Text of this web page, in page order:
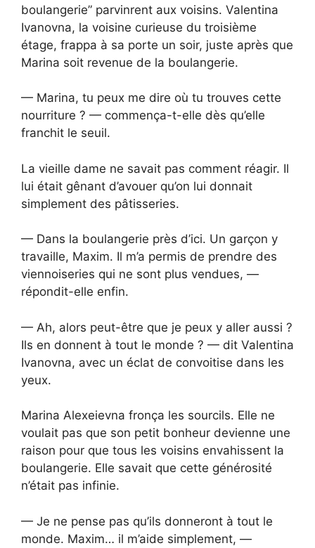
boulangerie” parvinrent aux voisins. Valentina
Ivanovna, la voisine curieuse du troisième
étage, frappa à sa porte un soir, juste après que
Marina soit revenue de la boulangerie.
— Marina, tu peux me dire où tu trouves cette
nourriture ? — commença-t-elle dès qu’elle
franchit le seuil.
La vieille dame ne savait pas comment réagir. Il
lui était gênant d’avouer qu’on lui donnait
simplement des pâtisseries.
— Dans la boulangerie près d’ici. Un garçon y
travaille, Maxim. Il m’a permis de prendre des
viennoiseries qui ne sont plus vendues, —
répondit-elle enfin.
— Ah, alors peut-être que je peux y aller aussi ?
Ils en donnent à tout le monde ? — dit Valentina
Ivanovna, avec un éclat de convoitise dans les
yeux.
Marina Alexeievna fronça les sourcils. Elle ne
voulait pas que son petit bonheur devienne une
raison pour que tous les voisins envahissent la
boulangerie. Elle savait que cette générosité
n’était pas infinie.
— Je ne pense pas qu’ils donneront à tout le
monde. Maxim… il m’aide simplement, —